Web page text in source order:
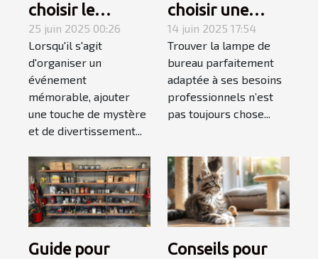
choisir le
meilleur
magicien
mentaliste pour
votre
événement
25 juin 2025 00:26
Lorsqu'il s'agit
d'organiser un
événement
mémorable, ajouter
une touche de mystère
et de divertissement...
choisir une
lampe de
bureau adaptée
à votre style de
travail
14 juin 2025 17:54
Trouver la lampe de
bureau parfaitement
adaptée à ses besoins
professionnels n’est
pas toujours chose...
Guide pour
Conseils pour